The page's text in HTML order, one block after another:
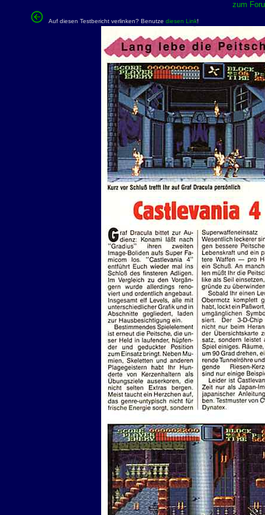
zum
Auf diesen Testbericht verlinken? Benutze diesen Link!